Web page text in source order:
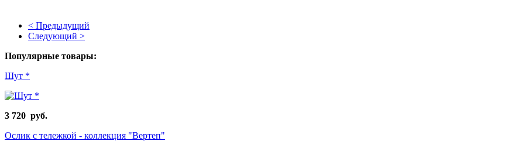
< Предыдущий
Следующий >
Популярные товары:
Шут *
3 720 руб.
Ослик с тележкой - коллекция "Вертеп"